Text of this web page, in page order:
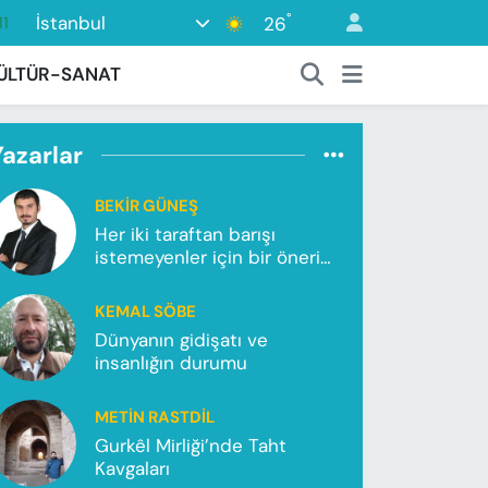
İstanbul 26°
SANAT
BEKIR GÜNEŞ
Her iki taraftan barışı
istemeyenler için bir önerim
KEMAL SÖBE
Dünyanın gidişatı ve
insanlığın durumu
METIN RASTDIL
Gurkêl Mirliği’nde Taht
Kavgaları